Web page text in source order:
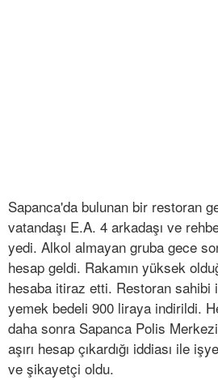
Sapanca'da bulunan bir restoran
vatandaşı E.A. 4 arkadaşı ve
yedi. Alkol almayan gruba gece
hesap geldi. Rakamın yüksek
hesaba itiraz etti. Restoran sahibi
yemek bedeli 900 liraya indirildi.
daha sonra Sapanca Polis
aşırı hesap çıkardığı iddiası ile
ve şikayetçi oldu.